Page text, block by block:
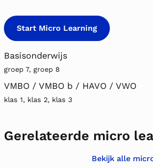
Start Micro Learning
Basisonderwijs
groep 7, groep 8
VMBO / VMBO b / HAVO / VWO
klas 1, klas 2, klas 3
Gerelateerde micro
Bekijk alle